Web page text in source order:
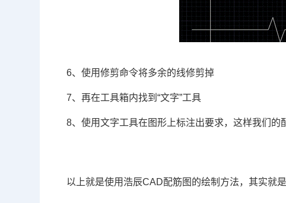
6、使用修剪命令将多余的线修剪掉
7、再在工具箱内找到“文字”工具
8、使用文字工具在图形上标注出要求，这样我们的
以上就是使用浩辰CAD配筋图的绘制方法，其实就